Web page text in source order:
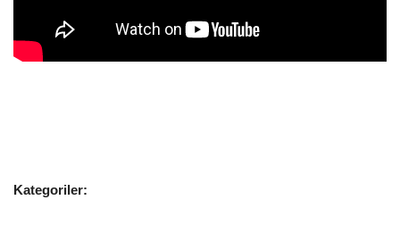
Kategoriler: